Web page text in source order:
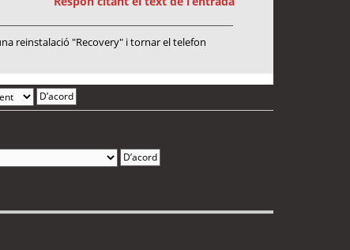
reinstalació "Recovery" i tornar el telefon